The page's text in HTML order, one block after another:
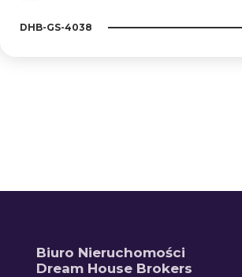
DHB-GS-4038
Biuro Nieruchomości
Dream House Brokers